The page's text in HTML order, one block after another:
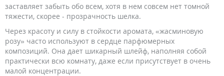
заставляет забыть обо всем, хотя в нем совсем нет томной
тяжести, скорее - прозрачность шелка.
Через красоту и силу в стойкости аромата, «жасминовую
розу» часто используют в сердце парфюмерных
композиций. Она дает шикарный шлейф, наполняя собой
практически всю комнату, даже если присутствует в очень
малой концентрации.